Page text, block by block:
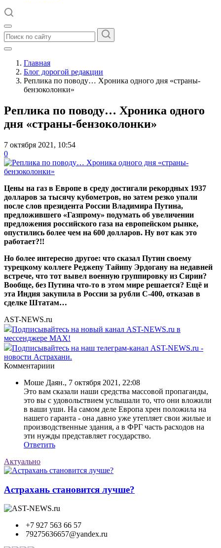
Главная
Блог дорогой редакции
Реплика по поводу… Хроника одного дня «страны-
бензоколонки»
Реплика по поводу… Хроника одного
дня «страны-бензоколонки»
7 октября 2021, 10:54
0
Цены на газ в Европе в среду достигали рекордных 1937
долларов за тысячу кубометров, но затем резко упали
после слов президента России Владимира Путина,
предложившего «Газпрому» подумать об увеличении
предложения российского газа на европейском рынке,
опустились более чем на 600 долларов. Ну вот как это
работает?!!
Но более интересно другое: что сказал Путин своему
турецкому коллеге Реджепу Тайипу Эрдогану на недавней
встрече, что тот вывел военную группировку из Сирии?
Вообще, без Путина что-то в этом мире решается? Ещё и
эта Индия закупила в России за рубли С-400, отказав в
сделке Штатам…
AST-NEWS.ru
Подписывайтесь на новый канал AST-NEWS.ru в
мессенджере MAX!
Подписывайтесь на наш телеграм-канал AST-NEWS.ru -
новости Астрахани.
Комментариии
Моше Даян., 7 октября 2021, 22:08
Это вам сказали наши средства массовой пропаганды,
это вы с удовольствием услышали то, что они вложили
в ваши уши. На самом деле Европа хрен положила на
нашего гаранта - она давно уже утепляет свои жилые и
производственные здания, а в ФРГ часть расходов на
эти нужды представляет государство.
Ответить
Актуально
Астрахань становится лучше?
+7 927 563 66 57
79275636657@yandex.ru